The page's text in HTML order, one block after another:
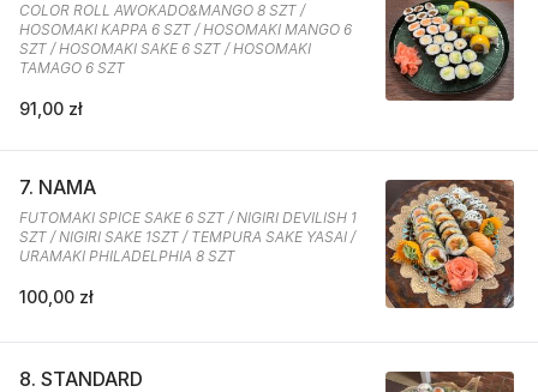
COLOR ROLL AWOKADO&MANGO 8 SZT /
HOSOMAKI KAPPA 6 SZT / HOSOMAKI MANGO 6
SZT / HOSOMAKI SAKE 6 SZT / HOSOMAKI
TAMAGO 6 SZT
91,00 zł
7. NAMA
FUTOMAKI SPICE SAKE 6 SZT / NIGIRI DEVILISH 1
SZT / NIGIRI SAKE 1SZT / TEMPURA SAKE YASAI /
URAMAKI PHILADELPHIA 8 SZT
100,00 zł
8. STANDARD